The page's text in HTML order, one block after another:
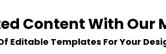
Content With Our
Editable Templates For Your